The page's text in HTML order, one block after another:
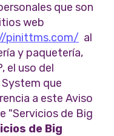
que son
web
pinittms.com/ al
y paquetería,
el uso del
que
a este Aviso
"Servicios de Big
de Big